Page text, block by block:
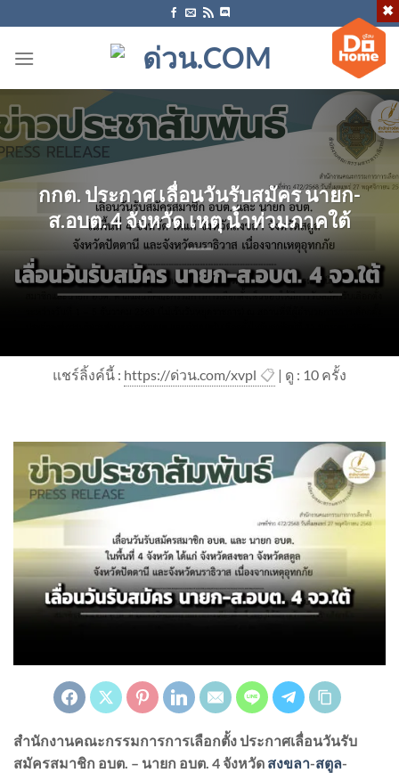
ไป
กกต. ประกาศ เลื่อนวันรับสมัคร นายก-
ส.อบต. 4 จังหวัด เหตุ น้ำท่วมภาคใต้
แชร์ลิ้งค์นี้ : https://ด่วน.com/xvpl 📋 | ดู : 10 ครั้ง
สำนักงานคณะกรรมการการเลือกตั้ง ประกาศเลื่อนวันรับ
สมัครสมาชิก อบต. – นายก อบต. 4 จังหวัด สงขลา-สตูล-